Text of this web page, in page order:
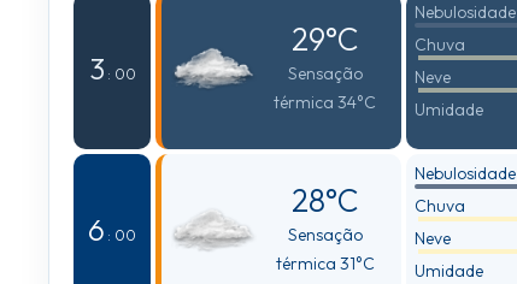
3 : 00
29°C
Sensação
térmica 34°C
Nebulosidade
Chuva
Neve
Umidade
6 : 00
28°C
Sensação
térmica 31°C
Nebulosidade
Chuva
Neve
Umidade